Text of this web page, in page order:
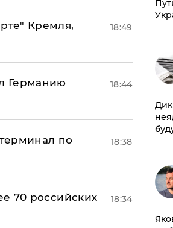
Кремля,
18:49
Германию
18:44
по
18:38
70 российских
18:34